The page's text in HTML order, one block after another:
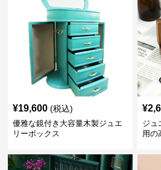
¥19,600 (税込)
優雅な鏡付き大容量木製ジュエ
リーボックス
¥
ジュ
用の